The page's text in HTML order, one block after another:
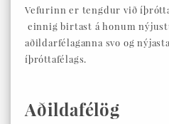
Vefurinn er tengdur við
einnig birtast á honum
aðildarfélaganna svo og
íþróttafélags.
Aðildafélög